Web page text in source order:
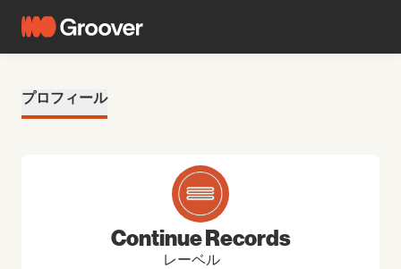
プロフィール
Continue Records
レーベル